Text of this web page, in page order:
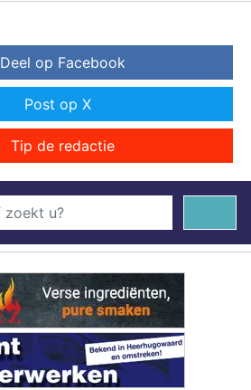
Deel op Facebook
Post op X
Tip de redactie